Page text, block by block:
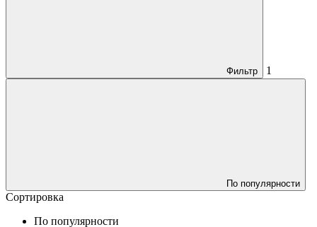
Фильтр 1
По популярности
Сортировка
По популярности